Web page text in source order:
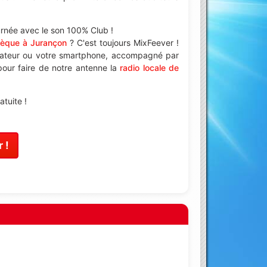
avec le son 100% Club !
à Jurançon ? C'est toujours MixFeever !
ou votre smartphone, accompagné par
faire de notre antenne la radio locale de
!
!